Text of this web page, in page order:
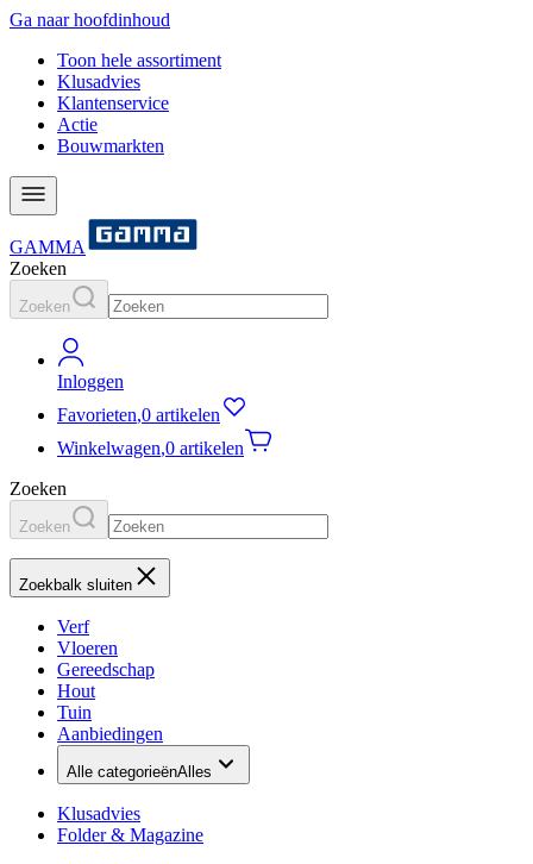
Ga naar hoofdinhoud
Toon hele assortiment
Klusadvies
Klantenservice
Actie
Bouwmarkten
GAMMA
Zoeken
Zoeken
Inloggen
Favorieten,0 artikelen
Winkelwagen,0 artikelen
Zoeken
Zoeken
Zoekbalk sluiten
Verf
Vloeren
Gereedschap
Hout
Tuin
Aanbiedingen
Alle categorieënAlles
Klusadvies
Folder & Magazine